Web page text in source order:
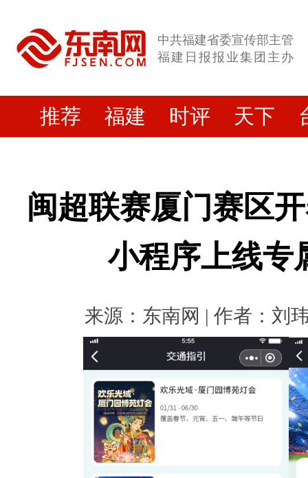
中共福建省委宣传部主管
福建日报报业集团主办
推荐 福建 时评 天下
闽超联赛厦门赛区
小程序上线专
来源：东南网 | 作者：刘